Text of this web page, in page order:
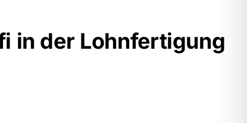
in der Lohnfertigung